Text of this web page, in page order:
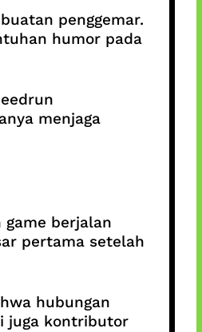
penggemar.
humor pada
menjaga
berjalan
pertama setelah
hubungan
juga kontributor